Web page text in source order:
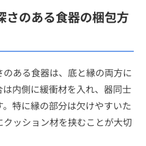
さのある食器の梱包方
ある食器は、底と縁の両方に
内側に緩衝材を入れ、器同士
特に縁の部分は欠けやすいた
ッション材を挟むことが大切